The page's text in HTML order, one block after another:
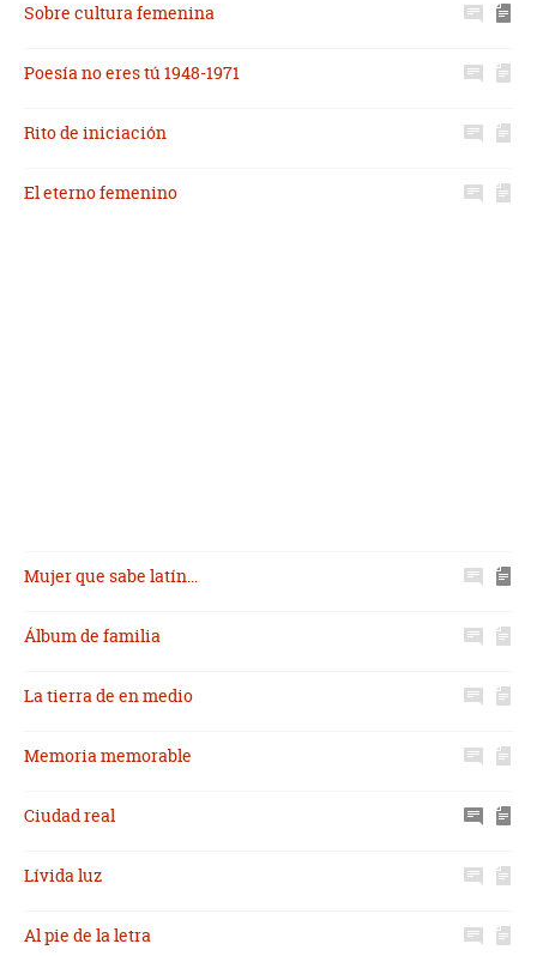
Sobre cultura femenina
Poesía no eres tú 1948-1971
Rito de iniciación
El eterno femenino
Mujer que sabe latín...
Álbum de familia
La tierra de en medio
Memoria memorable
Ciudad real
Lívida luz
Al pie de la letra